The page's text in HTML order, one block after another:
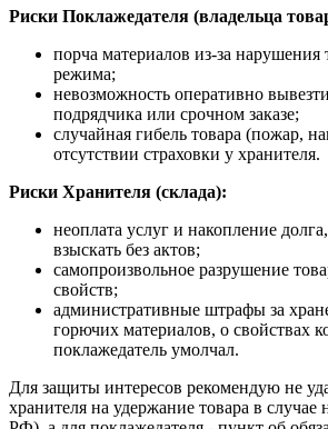
Риски Поклажедателя (владельца
порча материалов из-за нарушения
режима;
невозможность оперативно
подрядчика или срочном заказе;
случайная гибель товара (пожар,
отсутствии страховки у хранителя.
Риски Хранителя (склада):
неоплата услуг и накопление
взыскать без актов;
самопроизвольное разрушение
свойств;
административные штрафы за
горючих материалов, о свойствах
поклажедатель умолчал.
Для защиты интересов рекомендую не
хранителя на удержание товара в